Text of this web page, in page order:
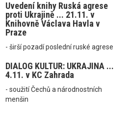
Uvedení knihy Ruská agrese
proti Ukrajině ... 21.11. v
Knihovně Václava Havla v
Praze
- širší pozadí poslední ruské agrese
DIALOG KULTUR: UKRAJINA ...
4.11. v KC Zahrada
- soužití Čechů a národnostních
menšin